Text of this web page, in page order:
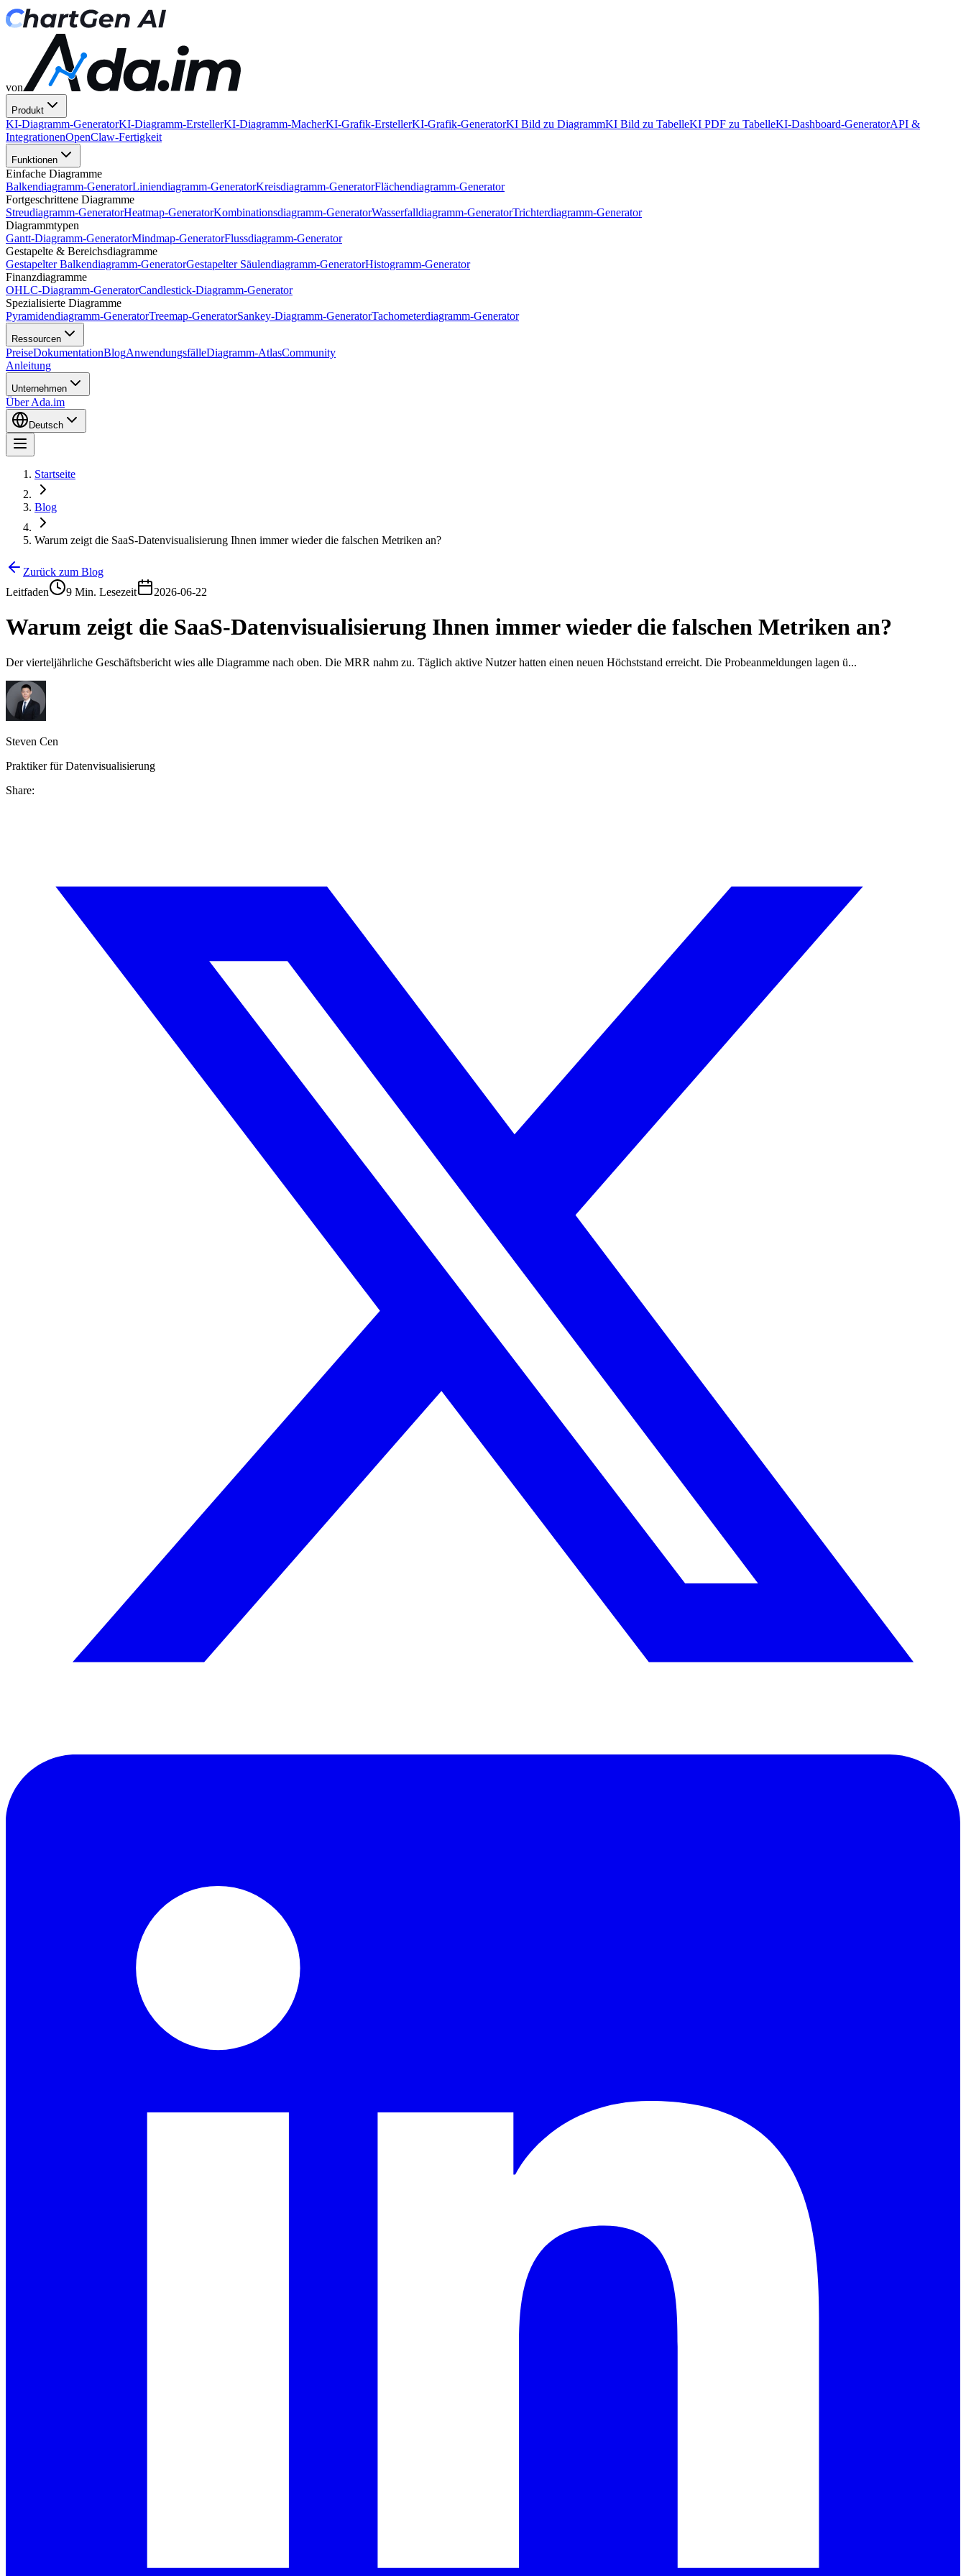
von
Produkt
KI-Diagramm-GeneratorKI-Diagramm-ErstellerKI-Diagramm-MacherKI-Grafik-ErstellerKI-Grafik-GeneratorKI Bild zu DiagrammKI Bild zu TabelleKI PDF zu TabelleKI-Dashboard-GeneratorAPI &
IntegrationenOpenClaw-Fertigkeit
Funktionen
Einfache Diagramme
Balkendiagramm-GeneratorLiniendiagramm-GeneratorKreisdiagramm-GeneratorFlächendiagramm-Generator
Fortgeschrittene Diagramme
Streudiagramm-GeneratorHeatmap-GeneratorKombinationsdiagramm-GeneratorWasserfalldiagramm-GeneratorTrichterdiagramm-Generator
Diagrammtypen
Gantt-Diagramm-GeneratorMindmap-GeneratorFlussdiagramm-Generator
Gestapelte & Bereichsdiagramme
Gestapelter Balkendiagramm-GeneratorGestapelter Säulendiagramm-GeneratorHistogramm-Generator
Finanzdiagramme
OHLC-Diagramm-GeneratorCandlestick-Diagramm-Generator
Spezialisierte Diagramme
Pyramidendiagramm-GeneratorTreemap-GeneratorSankey-Diagramm-GeneratorTachometerdiagramm-Generator
Ressourcen
PreiseDokumentationBlogAnwendungsfälleDiagramm-AtlasCommunity
Anleitung
Unternehmen
Über Ada.im
Deutsch
Startseite
Blog
Warum zeigt die SaaS-Datenvisualisierung Ihnen immer wieder die falschen Metriken an?
Zurück zum Blog
Leitfaden
9 Min. Lesezeit 2026-06-22
Warum zeigt die SaaS-Datenvisualisierung Ihnen immer wieder die falschen Metriken an?
Der vierteljährliche Geschäftsbericht wies alle Diagramme nach oben. Die MRR nahm zu. Täglich aktive Nutzer hatten einen neuen Höchststand erreicht. Die Probeanmeldungen lagen ü...
Steven Cen
Praktiker für Datenvisualisierung
Share: